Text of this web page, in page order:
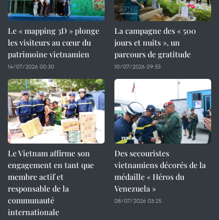
Le « mapping 3D » plonge
les visiteurs au cœur du
patrimoine vietnamien
14/07/2026 00:30
La campagne des « 500
jours et nuits », un
parcours de gratitude
10/07/2026 09:53
Le Vietnam affirme son
engagement en tant que
membre actif et
responsable de la
communauté
internationale
Des secouristes
vietnamiens décorés de la
médaille « Héros du
Venezuela »
08/07/2026 03:25